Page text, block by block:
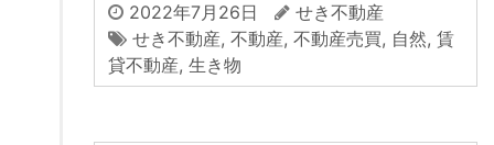
2022年7月26日
せき不動産
せき不動産, 不動産, 不動産売買, 自然, 賃
貸不動産, 生き物